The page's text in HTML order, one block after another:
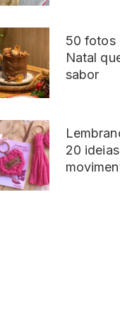
50 fotos
Natal
sabor
20